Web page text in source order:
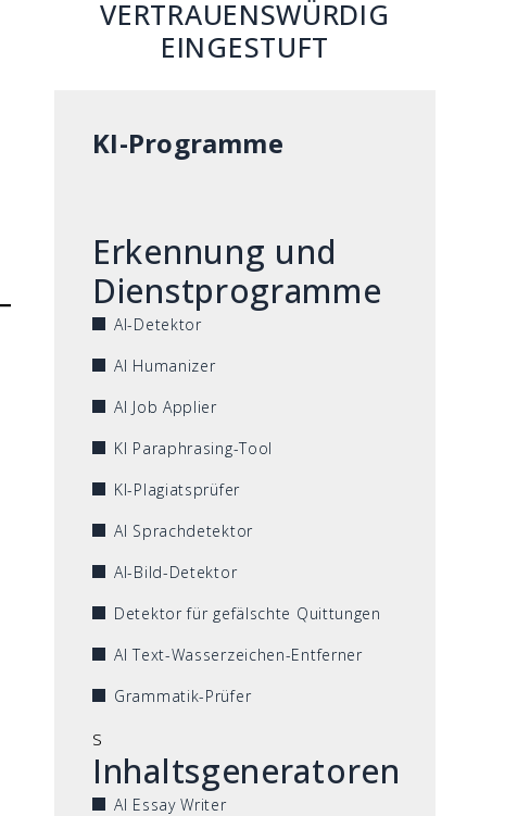
VERTRAUENSWÜRDIG
EINGESTUFT
KI-Programme
Erkennung und
Dienstprogramme
AI-Detektor
AI Humanizer
AI Job Applier
KI Paraphrasing-Tool
KI-Plagiatsprüfer
AI Sprachdetektor
AI-Bild-Detektor
Detektor für gefälschte Quittungen
AI Text-Wasserzeichen-Entferner
Grammatik-Prüfer
s
Inhaltsgeneratoren
AI Essay Writer